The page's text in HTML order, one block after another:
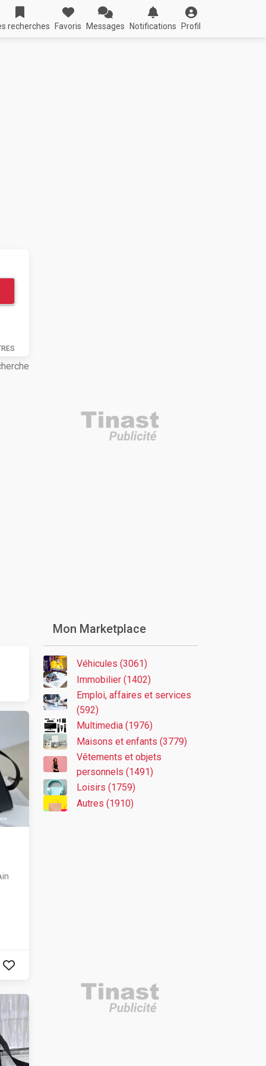
recherches Favoris Messages Notifications Profil
Mon Marketplace
Véhicules (3061)
Immobilier (1402)
Emploi, affaires et services
(592)
Multimedia (1976)
Maisons et enfants (3779)
Vêtements et objets
personnels (1491)
Loisirs (1759)
Autres (1910)